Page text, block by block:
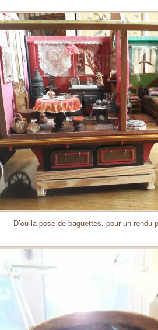
D’où la pose de baguettes, pour un rendu